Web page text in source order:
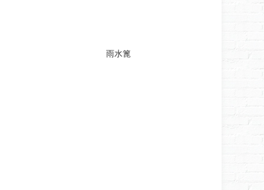
雨水篦